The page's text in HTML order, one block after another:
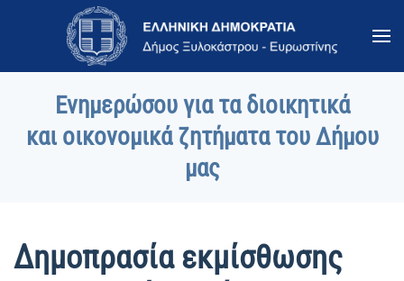
Skip to main content
Ενημερώσου για τα διοικητικά
και οικονομικά ζητήματα του Δήμου
μας
Δημοπρασία εκμίσθωσης